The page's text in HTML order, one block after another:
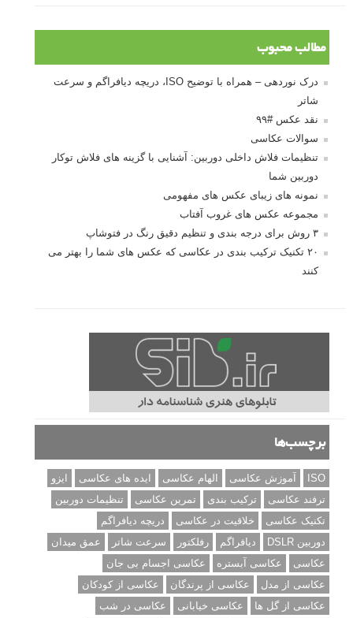
مطالب محبوب
درک نوردهی – همراه با توضیح ISO، دریچه دیافراگم و سرعت
شاتر
نقد عکس #۹۹
سوالات عکاسی
تنظیمات فلاش داخلی دوربین: آشنایی با گزینه های فلاش توکار
دوربین شما
نمونه های زیبای عکس های مفهومی
مجموعه عکس های غروب آفتاب
۳ روش برای درجه بندی و تنظیم دقیق رنگ در فتوشاپ
۲۰ تکنیک ترکیب بندی در عکاسی که عکس های شما را بهتر می
کنند
برچسب‌ها
ISO آموزش عکاسی الهام عکاسی ایده های عکاسی
ایزو
ترفند عکاسی
ترکیب بندی تمرین عکاسی
تنظیمات دوربین
تکنیک عکاسی
خلاقیت در عکاسی
دریچه دیافراگم
دوربین DSLR
دیافراگم رفلکتور سرعت شاتر
عمق میدان
عکاسی
عکاسی آبستره
عکاسی اجسام بی جان
عکاسی از مدل
عکاسی از پرندگان
عکاسی از کودکان
عکاسی از گل ها
عکاسی خیابانی
عکاسی در شب